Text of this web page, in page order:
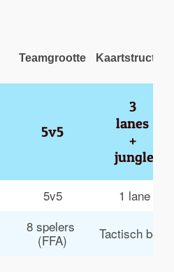
Teamgrootte Kaartstructuur
5v5
3
lanes
+
jungle
5v5 1 lane
8 spelers
(FFA)
Tactisch bord